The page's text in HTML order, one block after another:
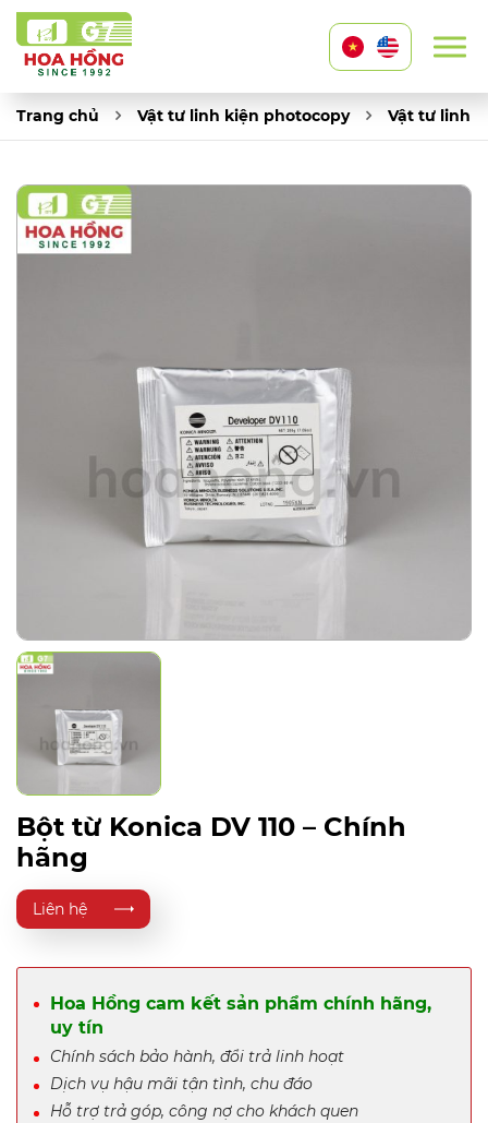
Trang chủ Vật tư linh kiện photocopy Vật tư linh
Bột từ Konica DV 110 – Chính
hãng
Liên hệ
Hoa Hồng cam kết sản phẩm chính hãng,
uy tín
Chính sách bảo hành, đổi trả linh hoạt
Dịch vụ hậu mãi tận tình, chu đáo
Hỗ trợ trả góp, công nợ cho khách quen